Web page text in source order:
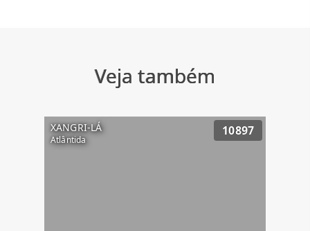
Veja também
XANGRI-LÁ
Atlântida
10897